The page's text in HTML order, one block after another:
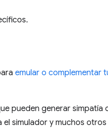
emular o complementar
pueden generar simpatía
el simulador y muchos